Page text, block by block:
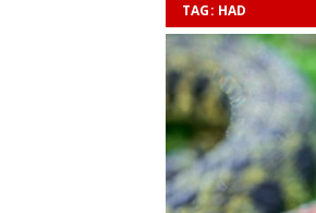
TAG: HAD